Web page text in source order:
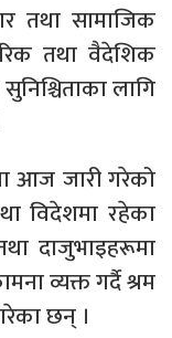
तथा सामाजिक
तथा वैदेशिक
लागि
आज जारी गरेको
विदेशमा रहेका
दाजुभाइहरूमा
व्यक्त गर्दै श्रम
छन् ।